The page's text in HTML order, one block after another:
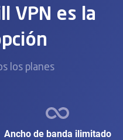
VPN es la
los planes
Ancho de banda ilimitado